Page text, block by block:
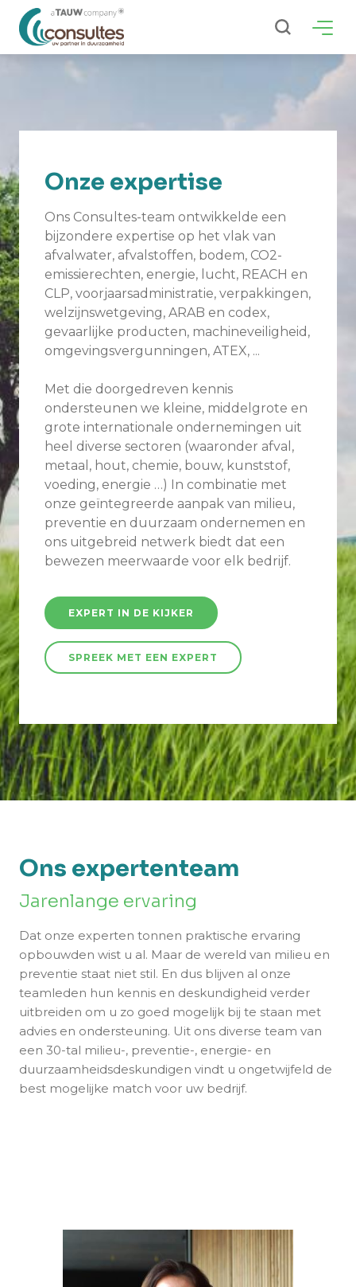
ZOEKEN
Onze expertise
Ons Consultes-team ontwikkelde een
bijzondere expertise op het vlak van
afvalwater, afvalstoffen, bodem, CO2-
emissierechten, energie, lucht, REACH en
CLP, voorjaarsadministratie, verpakkingen,
welzijnswetgeving, ARAB en codex,
gevaarlijke producten, machineveiligheid,
omgevingsvergunningen, ATEX, ...
Met die doorgedreven kennis
ondersteunen we kleine, middelgrote en
grote internationale ondernemingen uit
heel diverse sectoren (waaronder afval,
metaal, hout, chemie, bouw, kunststof,
voeding, energie …) In combinatie met
onze geïntegreerde aanpak van milieu,
preventie en duurzaam ondernemen en
ons uitgebreid netwerk biedt dat een
bewezen meerwaarde voor elk bedrijf.
EXPERT IN DE KIJKER
SPREEK MET EEN EXPERT
Ons expertenteam
Jarenlange ervaring
Dat onze experten tonnen praktische ervaring
opbouwden wist u al. Maar de wereld van milieu en
preventie staat niet stil. En dus blijven al onze
teamleden hun kennis en deskundigheid verder
uitbreiden om u zo goed mogelijk bij te staan met
advies en ondersteuning. Uit ons diverse team van
een 30-tal milieu-, preventie-, energie- en
duurzaamheidsdeskundigen vindt u ongetwijfeld de
best mogelijke match voor uw bedrijf.